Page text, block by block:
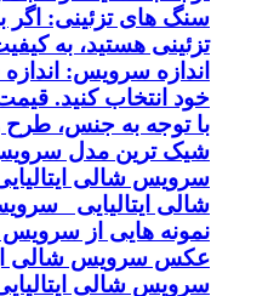
سنگ های تزئینی:
تزئینی هستید، به
اندازه سرویس:
خود انتخاب کنید.
با توجه به جنس، طرح
شیک ترین مدل سرویس
سرویس شالی
شالی ایتالیایی
نمونه هایی از
عکس سرویس شالی
سرویس شالی